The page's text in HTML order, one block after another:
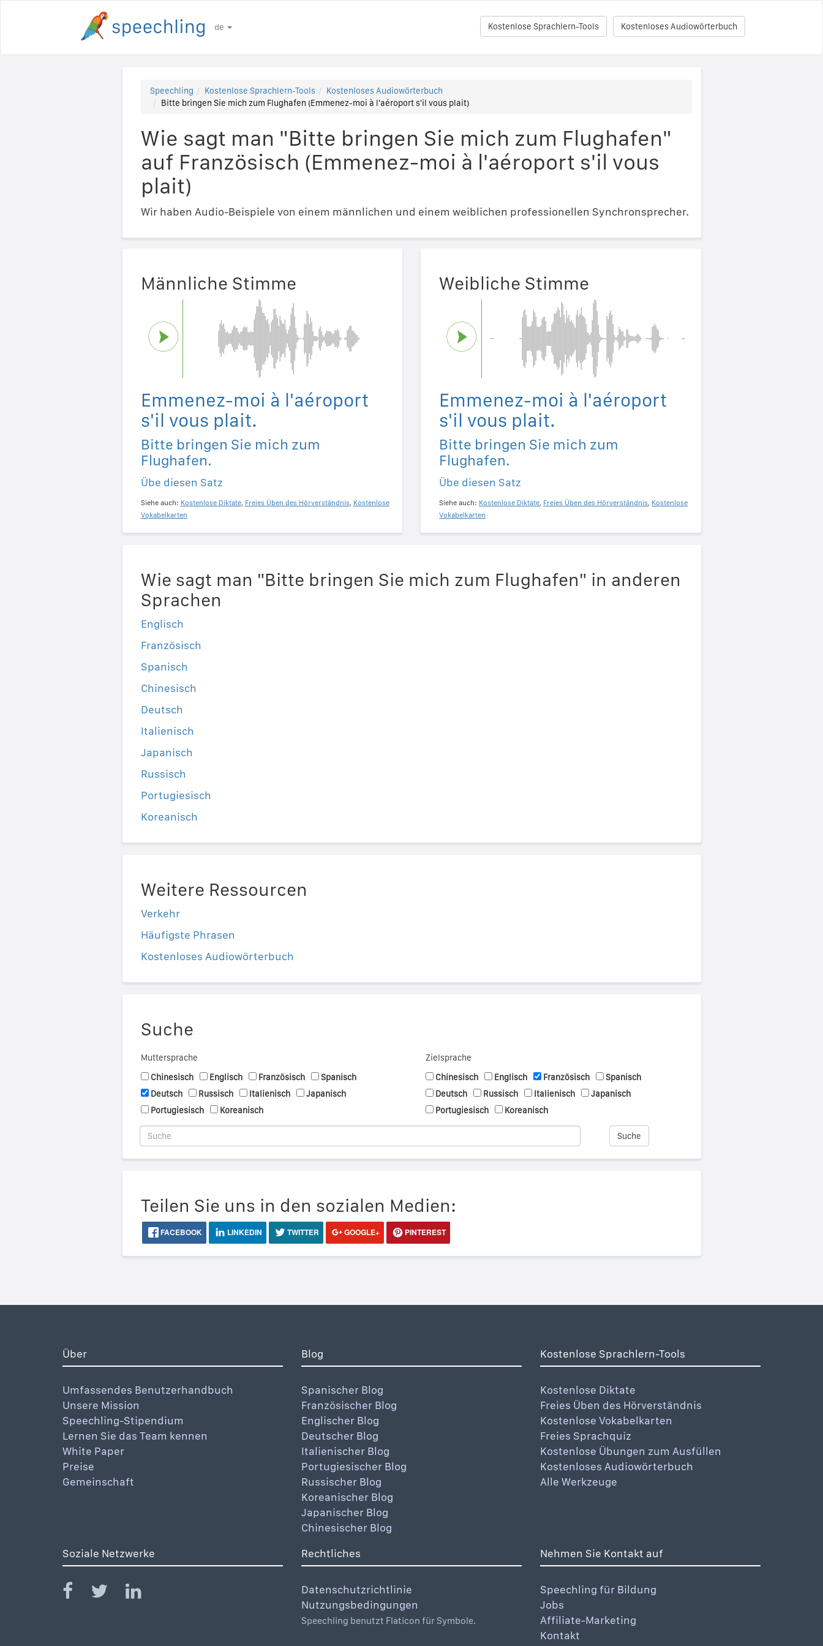
de Kostenloses Audiowörterbuch
Kostenlose Sprachlern-Tools
Speechling Kostenlose Sprachlern-Tools
Kostenloses Audiowörterbuch
Bitte bringen Sie mich zum Flughafen (Emmenez-moi à l'aéroport s'il vous plait)
Wie sagt man "Bitte bringen Sie mich zum Flughafen"
auf Französisch (Emmenez-moi à l'aéroport s'il vous
plait)
Wir haben Audio-Beispiele von einem männlichen und einem weiblichen professionellen Synchronsprecher.
Männliche Stimme
Emmenez-moi à l'aéroport
s'il vous plait.
Bitte bringen Sie mich zum
Flughafen.
Übe diesen Satz
Siehe auch: Kostenlose Diktate, Freies Üben des Hörverständnis, Kostenlose
Vokabelkarten
Weibliche Stimme
Emmenez-moi à l'aéroport
s'il vous plait.
Bitte bringen Sie mich zum
Flughafen.
Übe diesen Satz
Siehe auch: Kostenlose Diktate, Freies Üben des Hörverständnis, Kostenlose
Vokabelkarten
Wie sagt man "Bitte bringen Sie mich zum Flughafen" in anderen
Sprachen
Englisch
Französisch
Spanisch
Chinesisch
Deutsch
Italienisch
Japanisch
Russisch
Portugiesisch
Koreanisch
Weitere Ressourcen
Verkehr
Häufigste Phrasen
Kostenloses Audiowörterbuch
Suche
Muttersprache
Chinesisch
Englisch Französisch
Spanisch
Deutsch
Russisch Italienisch
Japanisch
Portugiesisch
Koreanisch
Zielsprache
Chinesisch
Englisch Französisch
Spanisch
Deutsch
Russisch Italienisch
Japanisch
Portugiesisch
Koreanisch
Suche
Teilen Sie uns in den sozialen Medien:
FACEBOOK LINKEDIN TWITTER GOOGLE+ PINTEREST
Über
Umfassendes Benutzerhandbuch
Unsere Mission
Speechling-Stipendium
Lernen Sie das Team kennen
White Paper
Preise
Gemeinschaft
Blog
Spanischer Blog
Französischer Blog
Englischer Blog
Deutscher Blog
Italienischer Blog
Portugiesischer Blog
Russischer Blog
Koreanischer Blog
Japanischer Blog
Chinesischer Blog
Kostenlose Sprachlern-Tools
Kostenlose Diktate
Freies Üben des Hörverständnis
Kostenlose Vokabelkarten
Freies Sprachquiz
Kostenlose Übungen zum Ausfüllen
Kostenloses Audiowörterbuch
Alle Werkzeuge
Soziale Netzwerke Rechtliches
Datenschutzrichtlinie
Nutzungsbedingungen
Speechling benutzt Flaticon für Symbole.
Nehmen Sie Kontakt auf
Speechling für Bildung
Jobs
Affiliate-Marketing
Kontakt